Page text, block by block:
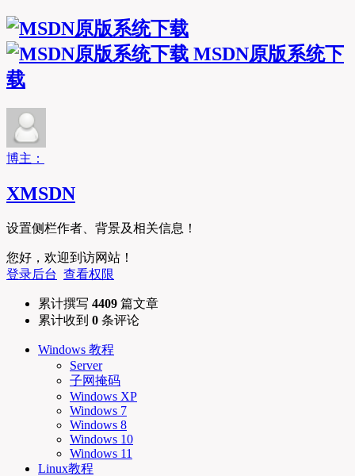
MSDN原版系统下
载
博主：
XMSDN
设置侧栏作者、背景及相关信息！
您好，欢迎到访网站！
登录后台 查看权限
累计撰写 4409 篇文章
累计收到 0 条评论
Windows 教程
Server
子网掩码
Windows XP
Windows 7
Windows 8
Windows 10
Windows 11
Linux教程